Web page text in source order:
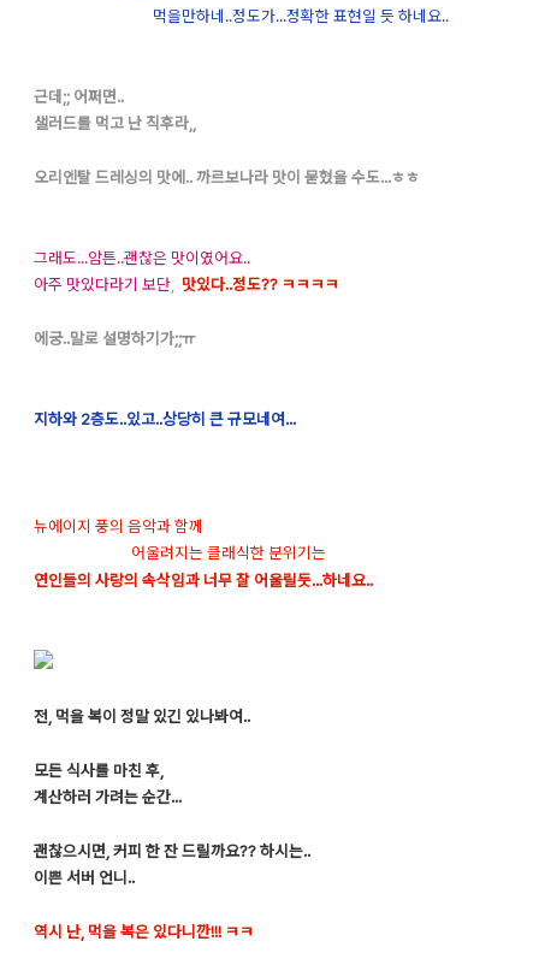
먹을만하네..정도가...정확한 표현일 듯 하네요..
근데;; 어쩌면..
샐러드를 먹고 난 직후라,,
오리엔탈 드레싱의 맛에.. 까르보나라 맛이 묻혔을 수도...ㅎㅎ
그래도...암튼..괜찮은 맛이였어요..
아주 맛있다라기 보단
맛있다..정도?? ㅋㅋㅋㅋ
에궁..말로 설명하기가;;ㅠ
지하와 2층도..있고..상당히 큰 규모네여...
뉴에이지 풍의 음악과 함께
어울려지는 클래식한 분위기는
연인들의 사랑의 속삭임과 너무 잘 어울릴듯...하네요..
전, 먹을 복이 정말 있긴 있나봐여..
모든 식사를 마친 후,
계산하러 가려는 순간...
괜찮으시면, 커피 한 잔 드릴까요?? 하시는..
이쁜 서버 언니..
역시 난, 먹을 복은 있다니깐!!! ㅋㅋ